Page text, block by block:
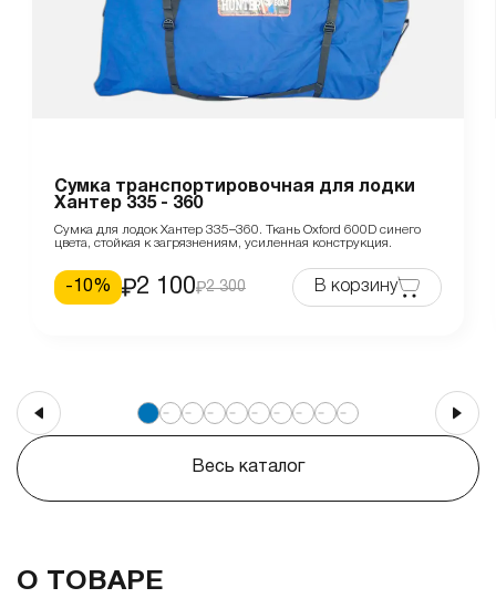
Сумка транспортировочная для лодки
Хантер 335 - 360
Сумка для лодок Хантер 335–360. Ткань Oxford 600D синего
цвета, стойкая к загрязнениям, усиленная конструкция.
-10% 2 100 2 300 В корзину
Весь каталог
О ТОВАРЕ